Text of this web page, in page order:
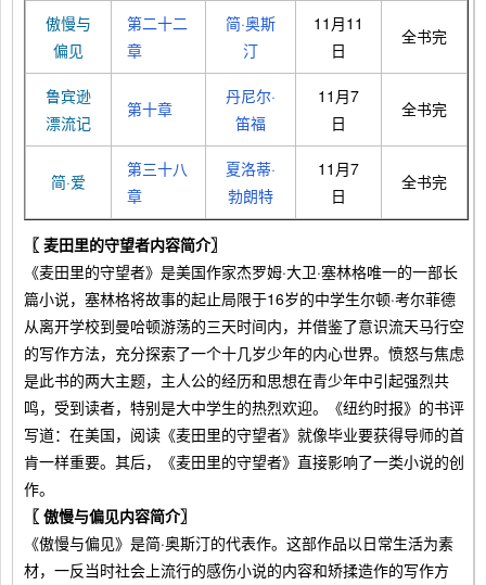
傲慢与
偏见
第二十二
章
简·奥斯
汀
11月11
日
全书完
鲁宾逊
漂流记
第十章
丹尼尔·
笛福
11月7
日
全书完
简·爱
第三十八
章
夏洛蒂·
勃朗特
11月7
日
全书完
〖 麦田里的守望者内容简介〗
《麦田里的守望者》是美国作家杰罗姆·大卫·塞林格唯一的一部长
篇小说，塞林格将故事的起止局限于16岁的中学生尔顿·考尔菲德
从离开学校到曼哈顿游荡的三天时间内，并借鉴了意识流天马行空
的写作方法，充分探索了一个十几岁少年的内心世界。愤怒与焦虑
是此书的两大主题，主人公的经历和思想在青少年中引起强烈共
鸣，受到读者，特别是大中学生的热烈欢迎。《纽约时报》的书评
写道：在美国，阅读《麦田里的守望者》就像毕业要获得导师的首
肯一样重要。其后，《麦田里的守望者》直接影响了一类小说的创
作。
〖 傲慢与偏见内容简介〗
《傲慢与偏见》是简·奥斯汀的代表作。这部作品以日常生活为素
材，一反当时社会上流行的感伤小说的内容和矫揉造作的写作方